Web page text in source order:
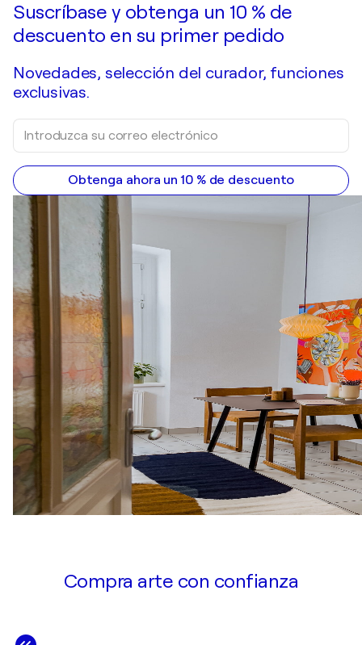
Suscríbase y obtenga un 10 % de
descuento en su primer pedido
Novedades, selección del curador, funciones
exclusivas.
Obtenga ahora un 10 % de descuento
Compra arte con confianza